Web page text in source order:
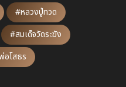
#หลวงปู่ทวด
#สมเด็จวัดระฆัง
อโสธร